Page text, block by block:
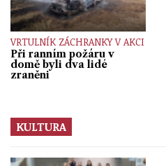
VRTULNÍK ZÁCHRANKY V AKCI
Při ranním požáru v
domě byli dva lidé
zraněni
KULTURA